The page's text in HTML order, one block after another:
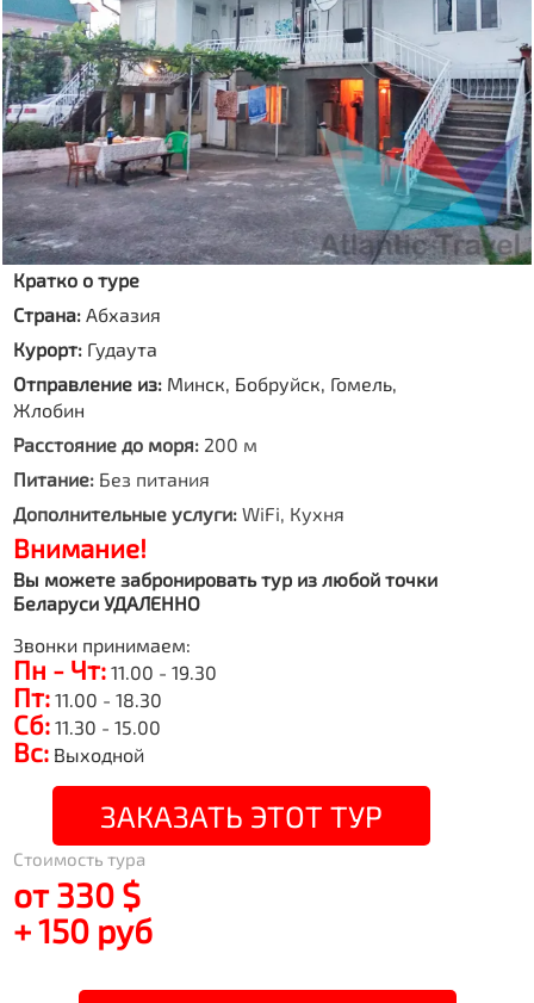
Кратко о туре
Страна:Абхазия
Курорт: Гудаута
Отправление из: Минск, Бобруйск, Гомель,
Жлобин
Расстояние до моря: 200 м
Питание: Без питания
Дополнительные услуги: WiFi, Кухня
Внимание!
Вы можете забронировать тур из любой точки
Беларуси УДАЛЕННО
Звонки принимаем:
Пн - Чт: 11.00 - 19.30
Пт: 11.00 - 18.30
Сб: 11.30 - 15.00
Вс: Выходной
ЗАКАЗАТЬ ЭТОТ ТУР
Стоимость тура
от 330 $
+ 150 руб